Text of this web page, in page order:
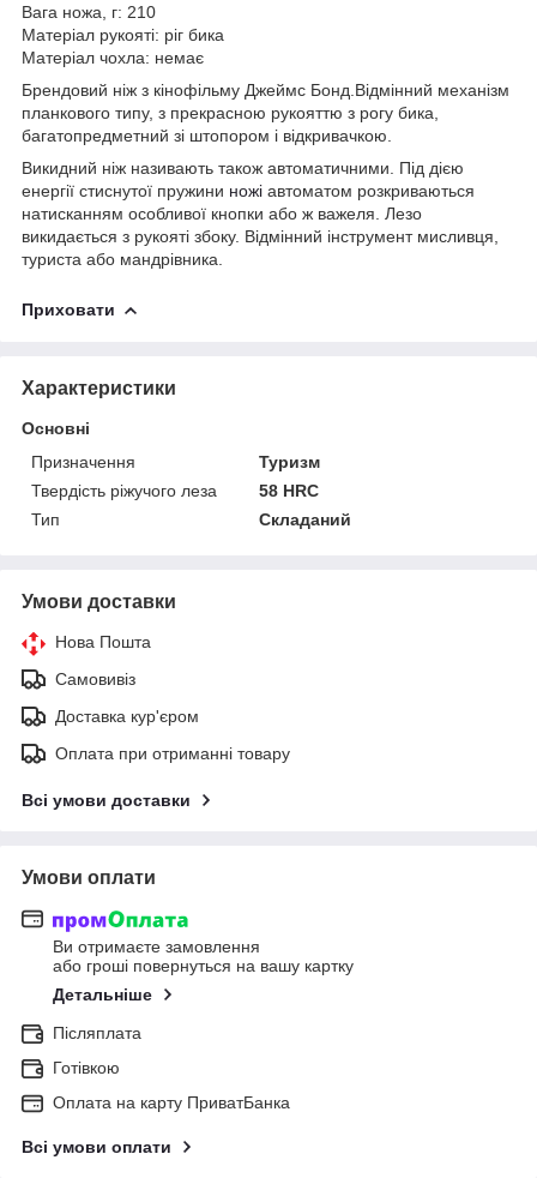
Вага ножа, г: 210
Матеріал рукояті: ріг бика
Матеріал чохла: немає
Брендовий ніж з кінофільму Джеймс Бонд.Відмінний механізм
планкового типу, з прекрасною рукояттю з рогу бика,
багатопредметний зі штопором і відкривачкою.
Викидний ніж називають також автоматичними. Під дією
енергії стиснутої пружини ножі автоматом розкриваються
натисканням особливої кнопки або ж важеля. Лезо
викидається з рукояті збоку. Відмінний інструмент мисливця,
туриста або мандрівника.
Приховати
Характеристики
Основні
Призначення
Туризм
Твердість ріжучого леза
58 HRC
Тип
Складаний
Умови доставки
Нова Пошта
Самовивіз
Доставка кур'єром
Оплата при отриманні товару
Всі умови доставки
Умови оплати
Ви отримаєте замовлення
або гроші повернуться на вашу картку
Детальніше
Післяплата
Готівкою
Оплата на карту ПриватБанка
Всі умови оплати